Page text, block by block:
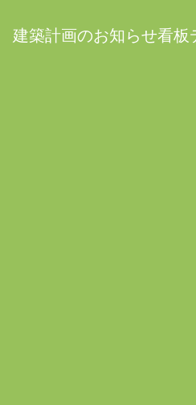
建築計画のお知らせ看板